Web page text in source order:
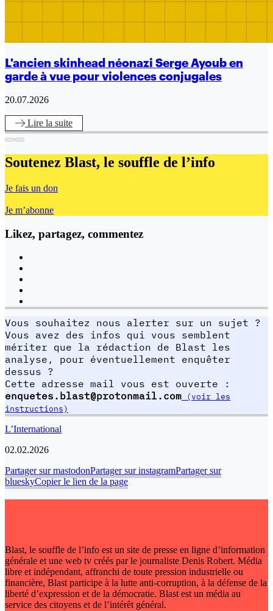
L'ancien skinhead néonazi Serge Ayoub en
garde à vue pour violences conjugales
20.07.2026
Lire la suite
Soutenez Blast, le souffle de l’info
Je fais un don
Je m’abonne
Likez, partagez, commentez
Vous souhaitez nous alerter sur un sujet ?
Vous avez des infos qui vous semblent
mériter que la rédaction de Blast les
analyse, pour éventuellement enquêter
dessus ?
Cette adresse mail vous est ouverte :
enquetes.blast@protonmail.com (voir les
instructions)
L’International
02.02.2026
Partager sur mastodonPartager sur instagramPartager sur
blueskyCopier le lien de la page
Blast, le souffle de l’info est un site de presse en ligne d’information
générale et une web tv créés par le journaliste Denis Robert. Média
libre et indépendant, affranchi de toute pression industrielle ou
financière, Blast participe à la lutte anti-corruption, à la défense de la
liberté d’expression et de la démocratie. Blast est un média au
service des citoyens et de l’intérêt général.